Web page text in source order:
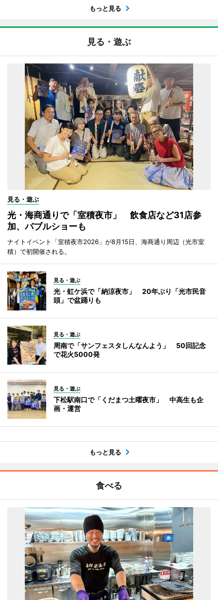
もっと見る
見る・遊ぶ
見る・遊ぶ
光・海商通りで「室積夜市」 飲食店など31店参
加、バブルショーも
ナイトイベント「室積夜市2026」が8月15日、海商通り周辺（光市室
積）で初開催される。
見る・遊ぶ
光・虹ケ浜で「納涼夜市」 20年ぶり「光市民音
頭」で盆踊りも
見る・遊ぶ
周南で「サンフェスタしんなんよう」 50回記念
で花火5000発
見る・遊ぶ
下松駅南口で「くだまつ土曜夜市」 中高生も企
画・運営
もっと見る
食べる